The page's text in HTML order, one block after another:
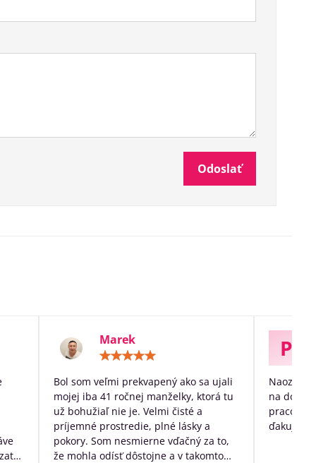
Odoslať
Marek
/
5
Bol som veľmi prekvapený ako sa ujali
mojej iba 41 ročnej manželky, ktorá tu
už bohužiaľ nie je. Velmi čisté a
príjemné prostredie, plné lásky a
pokory. Som nesmierne vďačný za to,
že mohla odísť dôstojne a v takomto
P
Naozaj
na
ďakujem